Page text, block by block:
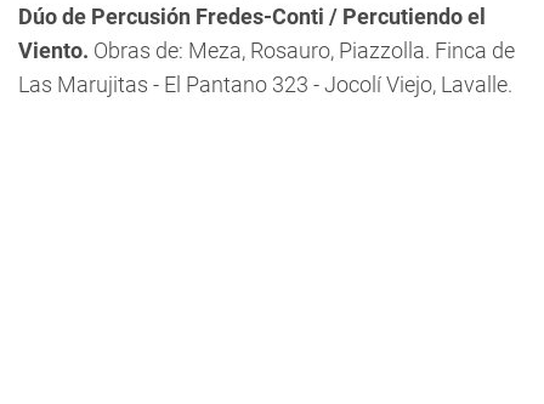
Dúo de Percusión Fredes-Conti / Percutiendo el
Viento. Obras de: Meza, Rosauro, Piazzolla. Finca de
Las Marujitas - El Pantano 323 - Jocolí Viejo, Lavalle.